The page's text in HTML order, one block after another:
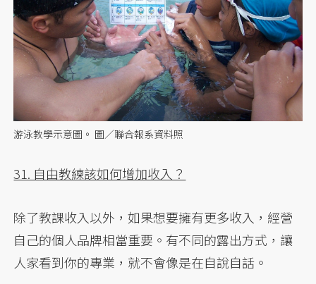
游泳教學示意圖。 圖／聯合報系資料照
31. 自由教練該如何增加收入？
除了教課收入以外，如果想要擁有更多收入，經營
自己的個人品牌相當重要。有不同的露出方式，讓
人家看到你的專業，就不會像是在自說自話。